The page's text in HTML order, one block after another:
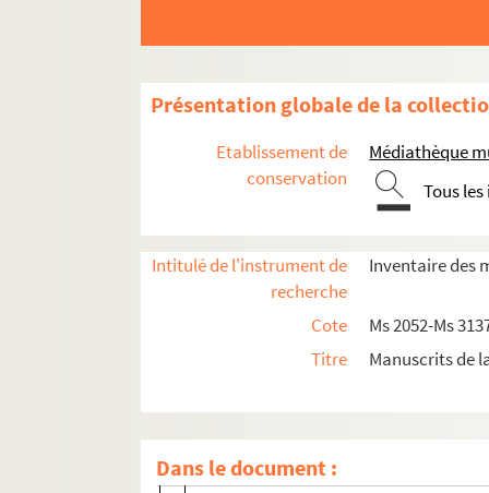
Présentation globale de la
Etablissement de
conservation
Médiathèque
Tous
Intitulé de l'instrument de
recherche
Inventaire des
Cote
Ms 2052-Ms
Titre
Manuscrits de
Dans le document :
36. Quittance pour l’élection des
37. Acte
38. Rapport fait pour la taxation pour
39. Comptes de Vincens Lebre, frais
40. Comptes de Vincens Lebre, frais
44. Actes pour les marguilliers de
45. Requête de l’apothicaire contre
46. Requête de l’apothicaire contre